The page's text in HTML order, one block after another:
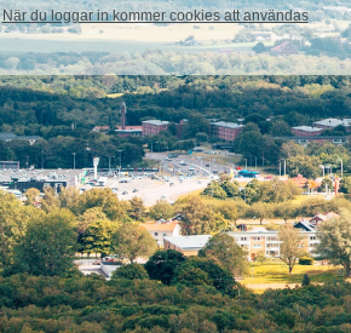
När du loggar in kommer cookies att användas